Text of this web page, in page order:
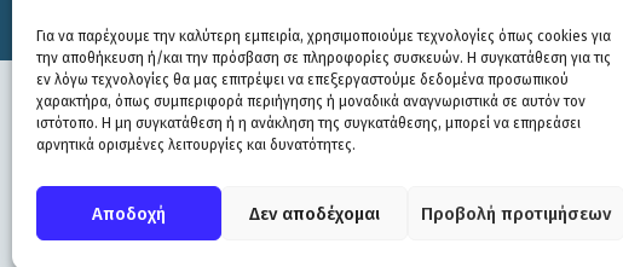
Για να παρέχουμε την καλύτερη εμπειρία, χρησιμοποιούμε τεχνολογίες όπως cookies για
την αποθήκευση ή/και την πρόσβαση σε πληροφορίες συσκευών. Η συγκατάθεση για τις
εν λόγω τεχνολογίες θα μας επιτρέψει να επεξεργαστούμε δεδομένα προσωπικού
χαρακτήρα, όπως συμπεριφορά περιήγησης ή μοναδικά αναγνωριστικά σε αυτόν τον
ιστότοπο. Η μη συγκατάθεση ή η ανάκληση της συγκατάθεσης, μπορεί να επηρεάσει
αρνητικά ορισμένες λειτουργίες και δυνατότητες.
Αποδοχή Δεν αποδέχομαι Προβολή προτιμήσεων
25/7
15.73oC
26/7
17.99oC
27/7
20.94oC
© COPYRIGHT ΔΗΜΟΣ ΣΟΥΛΙΟΥ 2026
WEB DEVELOPMENT BYΕΓΚΡΙΤΟΣ GROUP| GRAPHICS DESIGN BY